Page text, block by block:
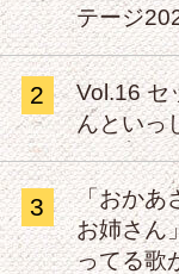
テージ
2
Vol.16 セ
んといっ
3
「おかあ
お姉さん
ってる歌